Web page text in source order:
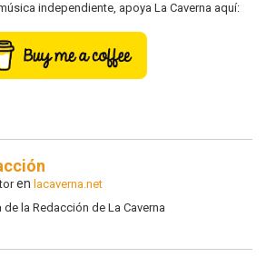
independiente, apoya La Caverna aquí:
en lacaverna.net
de la Redacción de La Caverna